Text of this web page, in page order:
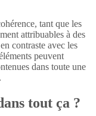
tant que les
attribuables à des
contraste avec les
peuvent
dans toute une
tout ça ?